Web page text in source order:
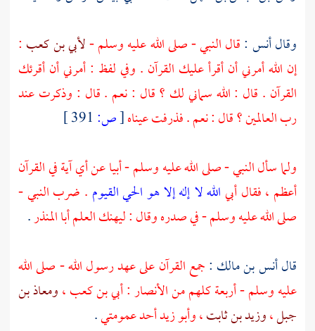
وقالأنس :قال النبي - صلى الله عليه وسلم -لأبي بن كعب :
إن الله أمرني أن أقرأ عليك القرآن . وفي لفظ : أمرني أن أقرئك
القرآن . قال : الله سماني لك ؟ قال : نعم . قال : وذكرت عند
رب العالمين ؟ قال : نعم . فذرفت عيناه[ص:
ولما سأل النبي - صلى الله عليه وسلم -أبياعن أي آية في القرآن
أعظم ، فقالأبيالله لا إله إلا هو الحي القيوم . ضرب النبي -
صلى الله عليه وسلم - في صدره وقال : ليهنك العلمأبا المنذر.
قالأنس بن مالك :جمع القرآن على عهد رسول الله - صلى الله
عليه وسلم - أربعة كلهم من الأنصار :أبي بن كعب،ومعاذ بن
جبل،وزيد بن ثابت،وأبو زيدأحد عمومتي.